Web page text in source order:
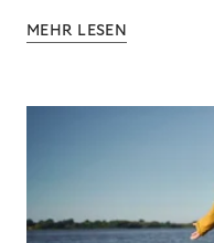
MEHR LESEN